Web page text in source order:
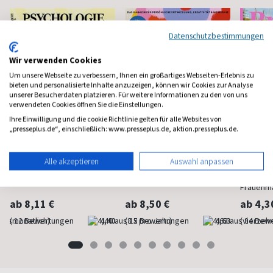
Psychologie Heute
ab 8,11 €
(monatlich) 4,40
ab 8,50 €
(8 x pro Jahr) 4,63
ab
Datenschutzbestimmungen
Wir verwenden Cookies
Um unsere Webseite zu verbessern, Ihnen ein großartiges Webseiten-Erlebnis zu
bieten und personalisierte Inhalte anzuzeigen, können wir Cookies zur Analyse
unserer Besucherdaten platzieren. Für weitere Informationen zu den von uns
verwendeten Cookies öffnen Sie die Einstellungen.
Ihre Einwilligung und die cookie Richtlinie gelten für alle Websites von
„presseplus.de“, einschließlich: www.presseplus.de, aktion.presseplus.de.
Alle akzeptieren Auswahl anpassen